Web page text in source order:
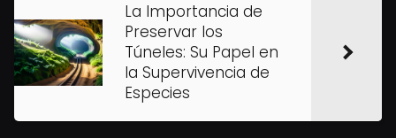
La Importancia de
Preservar los
Túneles: Su Papel en
la Supervivencia de
Especies